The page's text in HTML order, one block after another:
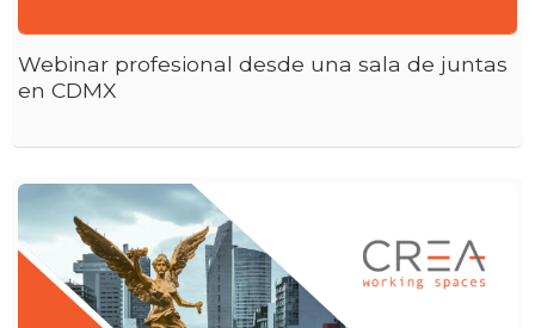
Webinar profesional desde una sala de juntas
en CDMX